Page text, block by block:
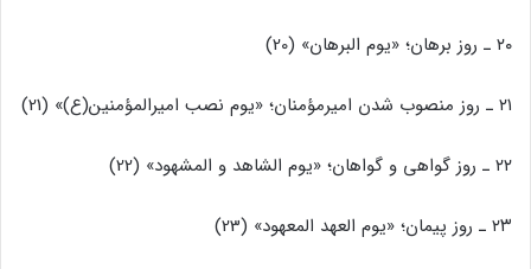
۲۰ ـ روز برهان؛ «یوم البرهان» (20)
۲۱ ـ روز منصوب شدن امیرمؤمنان؛ «یوم نصب امیرالمؤمنین(ع)» (21)
۲۲ ـ روز گواهی و گواهان؛ «یوم الشاهد و المشهود» (22)
۲۳ ـ روز پیمان؛ «یوم العهد المعهود» (23)